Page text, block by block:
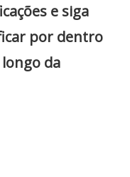
e siga
por dentro
da